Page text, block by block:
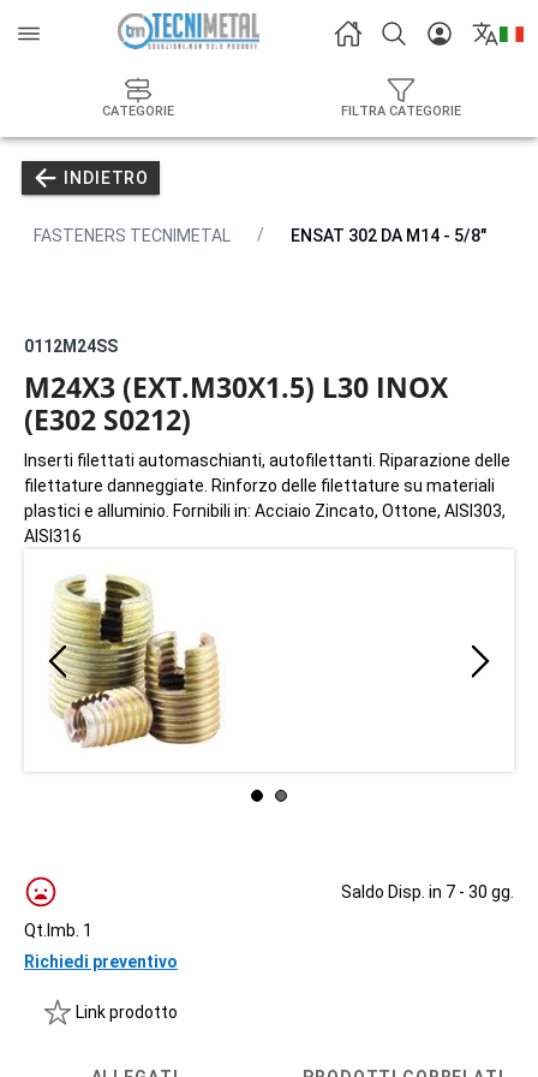
CATEGORIE FILTRA CATEGORIE
INDIETRO
FASTENERS TECNIMETAL ENSAT 302 DA M14 - 5/8"
0112M24SS
M24X3 (EXT.M30X1.5) L30 INOX
(E302 S0212)
Inserti filettati automaschianti, autofilettanti. Riparazione delle
filettature danneggiate. Rinforzo delle filettature su materiali
plastici e alluminio. Fornibili in: Acciaio Zincato, Ottone, AISI303,
AISI316
Saldo Disp. in 7 - 30 gg.
Qt.Imb. 1
Richiedi preventivo
Link prodotto